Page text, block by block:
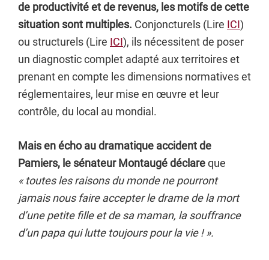
de productivité et de revenus, les motifs de cette
situation sont multiples. Conjoncturels (Lire ICI)
ou structurels (Lire ICI), ils nécessitent de poser
un diagnostic complet adapté aux territoires et
prenant en compte les dimensions normatives et
réglementaires, leur mise en œuvre et leur
contrôle, du local au mondial.
Mais en écho au dramatique accident de
Pamiers, le sénateur Montaugé déclareque
« toutes les raisons du monde ne pourront
jamais nous faire accepter le drame de la mort
d’une petite fille et de sa maman, la souffrance
d’un papa qui lutte toujours pour la vie ! ».